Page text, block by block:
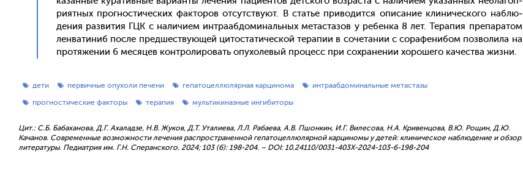
ри­ят­ных прог­ности­чес­ких фак­то­ров от­сутс­тву­ют. В статье при­водит­ся опи­сание кли­ничес­ко­го наб­лю­
дения раз­ви­тия ГЦК с на­личи­ем ин­тра­аб­до­миналь­ных ме­тас­та­зов у ре­бен­ка 8 лет. Те­рапия пре­пара­том
лен­ва­тиниб пос­ле пред­шес­тву­ющей ци­тос­та­тичес­кой те­рапии в со­чета­нии с со­рафе­нибом поз­во­лила на
про­тяже­нии 6 ме­сяцев кон­тро­лиро­вать опу­холе­вый про­цесс при сох­ра­нении хо­роше­го ка­чес­тва жиз­ни.
дети первичные опухоли печени гепатоцеллюлярная карцинома
интраабдоминальные метастазы
прогностические факторы
терапия мультикиназные ингибиторы
Цит.: С.Б. Бабаханова, Д.Г. Ахаладзе, Н.В. Жуков, Д.Т. Уталиева, Л.Л. Рабаева, А.В. Пшонкин, И.Г. Вилесова, Н.А. Кривенцова, В.Ю. Рощин, Д.Ю.
Качанов. Современные возможности лечения распространенной гепатоцеллюлярной карциномы у детей: клиническое наблюдение и обзор
литературы. Педиатрия им. Г.Н. Сперанского. 2024; 103 (6): 198-204. – DOI: 10.24110/0031-403X-2024-103-6-198-204